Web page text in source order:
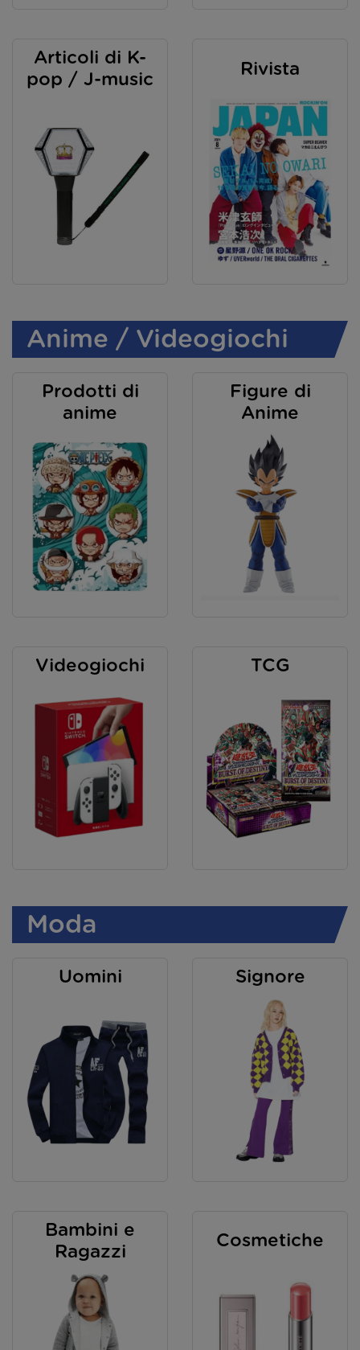
Articoli di K-
pop / J-music
Rivista
Anime / Videogiochi
Prodotti di
anime
Figure di
Anime
Videogiochi TCG
Moda
Uomini Signore
Bambini e
Ragazzi
Cosmetiche